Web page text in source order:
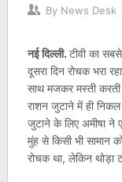
By News Desk
नई दिल्ली. टीवी का सबसे
दूसरा दिन रोचक भरा
साथ मजकर मस्ती
राशन जुटाने में ही
जुटाने के लिए अमीषा ने
मुंह से किसी भी सामान
रोचक था, लेकिन थोड़ा